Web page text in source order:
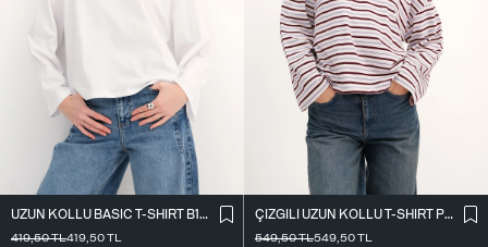
UZUN KOLLU BASIC T-SHIRT B10571
419,50TL419,50TL
ÇIZGILI UZUN KOLLU T-SHIRT P10550
549,50TL549,50TL